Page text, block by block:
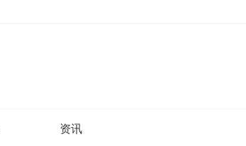
资讯